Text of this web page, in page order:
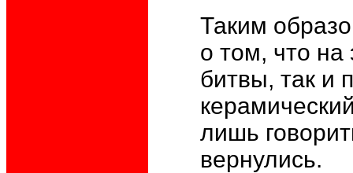
Таким
о том, что
битвы, так и
лишь
вернулись.